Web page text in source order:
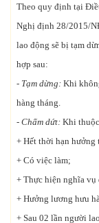
Theo quy định tại
Nghị định 28/2015/
lao động sẽ bị tạm
hợp sau:
- Tạm dừng: Khi
hàng tháng.
- Chấm dứt: Khi
+ Hết thời hạn hưởng
+ Có việc làm;
+ Thực hiện nghĩa vụ
+ Hưởng lương hưu
+ Sau 02 lần người